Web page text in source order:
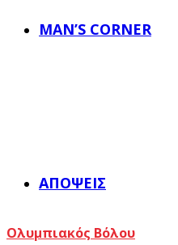
MAN’S CORNER
ΑΠΌΨΕΙΣ
Ολυμπιακός Βόλου